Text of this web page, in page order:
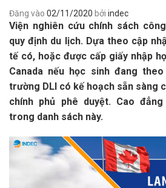
Đăng vào 02/11/2020 bởi indec
Viện nghiên cứu chính sách
quy định du lịch. Dựa theo cập
tế có, hoặc được cấp giấy nhập
Canada nếu học sinh đang
trường DLI có kế hoạch sẵn sàng
chính phủ phê duyệt. Cao
trong danh sách này.